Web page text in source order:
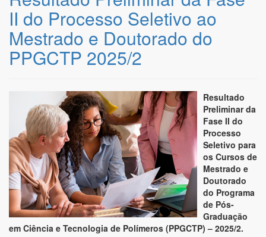
II do Processo Seletivo ao
Mestrado e Doutorado do
PPGCTP 2025/2
Resultado
Preliminar da
Fase II do
Processo
Seletivo para
os Cursos de
Mestrado e
Doutorado
do Programa
de Pós-
Graduação
em Ciência e Tecnologia de Polímeros (PPGCTP) – 2025/2.